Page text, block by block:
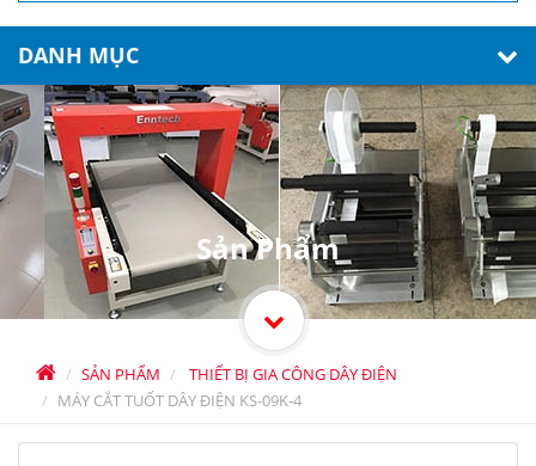
DANH MỤC
SẢN PHẨM
THIẾT BỊ GIA CÔNG DÂY ĐIỆN
MÁY CẮT TUỐT DÂY ĐIỆN KS-09K-4
Sản Phẩm